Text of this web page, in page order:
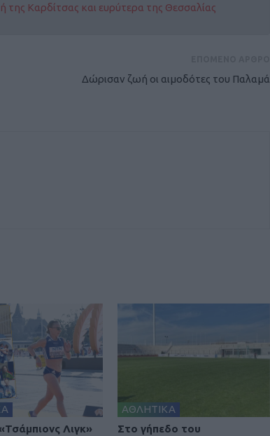
της Καρδίτσας και ευρύτερα της Θεσσαλίας
Δώρισαν ζωή οι αιμοδότες του Παλαμά
Λιγκ»
ΑΘΛΗΤΙΚΑ
Στο γήπεδο του